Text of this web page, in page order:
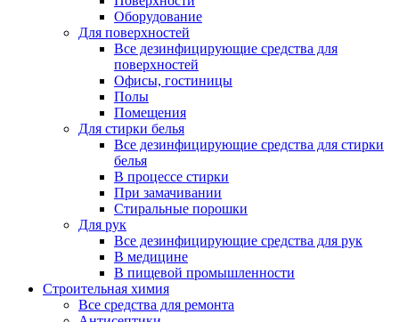
Оборудование
Для поверхностей
Все дезинфицирующие средства для
поверхностей
Офисы, гостиницы
Полы
Помещения
Для стирки белья
Все дезинфицирующие средства для стирки
белья
В процессе стирки
При замачивании
Стиральные порошки
Для рук
Все дезинфицирующие средства для рук
В медицине
В пищевой промышленности
Строительная химия
Все средства для ремонта